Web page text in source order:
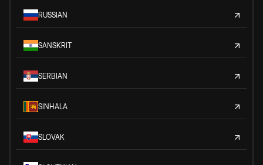
RUSSIAN
SANSKRIT
SERBIAN
SINHALA
SLOVAK